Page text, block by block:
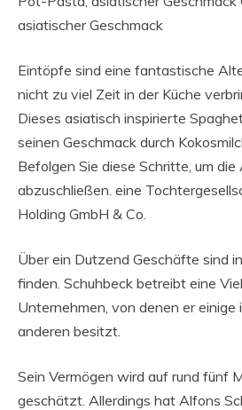
asiatischer Geschmack
Eintöpfe sind eine fantastische
nicht zu viel Zeit in der Küche
Dieses asiatisch inspirierte
seinen Geschmack durch
Befolgen Sie diese Schritte, um
abzuschließen. eine
Holding GmbH & Co.
Über ein Dutzend Geschäfte sind
finden. Schuhbeck betreibt eine
Unternehmen, von denen er
anderen besitzt.
Sein Vermögen wird auf rund fünf
geschätzt. Allerdings hat Alfons